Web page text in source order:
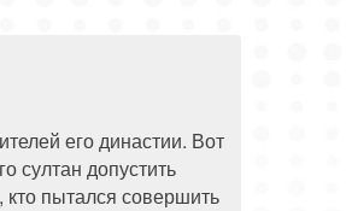
его династии. Вот
султан допустить
кто пытался совершить